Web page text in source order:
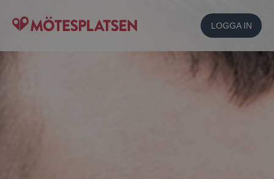
LOGGA IN